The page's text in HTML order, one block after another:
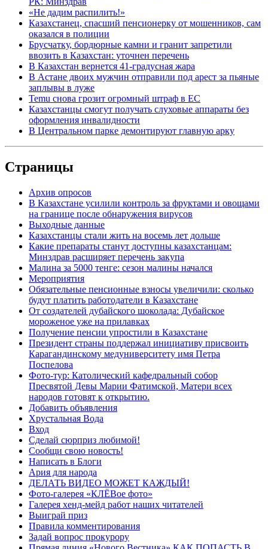
«Не дадим распилить!»
Казахстанец, спасший пенсионерку от мошенников, сам
оказался в полиции
Брусчатку, бордюрные камни и гранит запретили
ввозить в Казахстан: уточнен перечень
В Казахстан вернется 41-градусная жара
В Астане двоих мужчин отправили под арест за пьяные
заплывы в луже
Temu снова грозит огромный штраф в ЕС
Казахстанцы смогут получать слуховые аппараты без
оформления инвалидности
В Центральном парке демонтируют главную арку
Страницы
Архив опросов
В Казахстане усилили контроль за фруктами и овощами
на границе после обнаружения вирусов
Выходные данные
Казахстанцы стали жить на восемь лет дольше
Какие препараты станут доступны казахстанцам:
Минздрав расширяет перечень закупа
Малина за 5000 тенге: сезон малины начался
Мероприятия
Обязательные пенсионные взносы увеличили: сколько
будут платить работодатели в Казахстане
От создателей дубайского шоколада: Дубайское
мороженое уже на прилавках
Получение пенсии упростили в Казахстане
Президент страны поддержал инициативу присвоить
Карагандинскому медуниверситету имя Петра
Поспелова
Фото-тур: Католический кафедральный собор
Пресвятой Девы Марии Фатимской, Матери всех
народов готовят к открытию.
Добавить объявления
Хрустальная Вода
Вход
Сделай сюрприз любимой!
Сообщи свою новость!
Написать в Блоги
Ария для народа
ДЕЛАТЬ ВИДЕО МОЖЕТ КАЖДЫЙ!
Фото-галерея «КЛЁВое фото»
Галерея хенд-мейд работ наших читателей
Выиграй приз
Правила комментирования
Задай вопрос прокурору